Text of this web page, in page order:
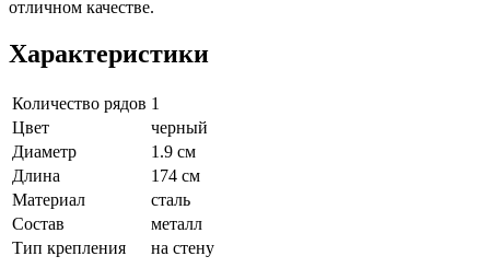
отличном качестве.
Характеристики
Количество рядов 1
Цвет
черный
Диаметр
1.9 см
Длина
174 см
Материал
сталь
Состав
металл
Тип крепления
на стену